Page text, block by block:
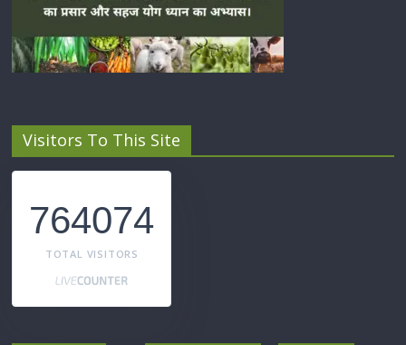
Visitors To This Site
764074
TOTAL VISITORS